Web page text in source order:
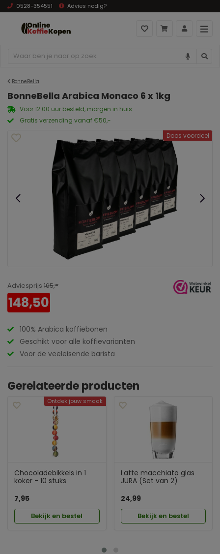
0528-354551 Advies nodig?
BonneBella
BonneBella Arabica Monaco 6 x 1kg
Doos voordeel
100% Arabica koffiebonen
Geschikt voor alle koffievarianten
Voor de veeleisende barista
Adviesprijs 165,-
148,50
Voor 12:00 uur besteld, morgen in huis
Gratis verzending vanaf €50,-
Gerelateerde producten
Ontdek jouw smaak
Chocoladebikkels in 1
koker - 10 stuks
7,95
Bekijk en bestel
Latte macchiato glas
JURA (Set van 2)
24,99
Bekijk en bestel